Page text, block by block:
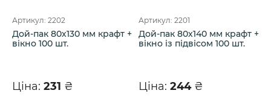
Артикул: 2202
Дой-пак 80х130 мм крафт +
вікно 100 шт.
Ціна: 231 ₴
Артикул: 2201
Дой-пак 80х140 мм крафт +
вікно із підвісом 100 шт.
Ціна: 244 ₴